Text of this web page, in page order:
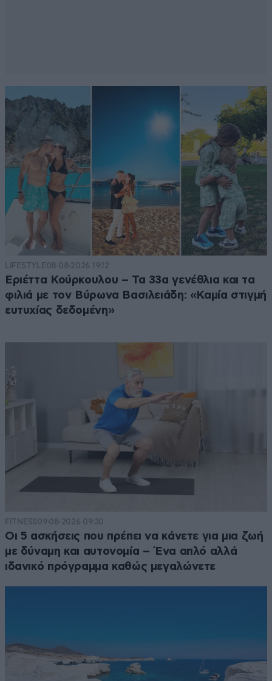
LIFESTYLE08·08·2026 19:12
Εριέττα Κούρκουλου – Τα 33α γενέθλια και τα
φιλιά με τον Βύρωνα Βασιλειάδη: «Καμία στιγμή
ευτυχίας δεδομένη»
FITNESS09·08·2026 09:30
Οι 5 ασκήσεις που πρέπει να κάνετε για μια ζωή
με δύναμη και αυτονομία – Ένα απλό αλλά
ιδανικό πρόγραμμα καθώς μεγαλώνετε